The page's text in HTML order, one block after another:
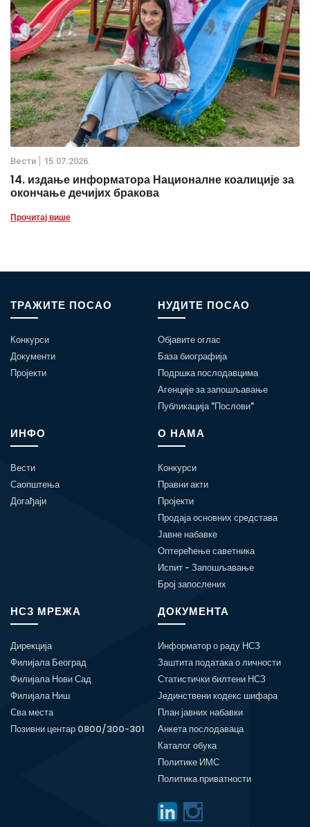
Вести 15.07.2026.
14. издање информатора Националне коалиције за
окончање дечијих бракова
Прочитај више
ТРАЖИТЕ ПОСАО
Конкурси
Документи
Пројекти
НУДИТЕ ПОСАО
Објавите оглас
База биографија
Подршка послодавцима
Агенције за запошљавање
Публикација "Послови"
ИНФО
Вести
Саопштења
Догађаји
О НАМА
Конкурси
Правни акти
Пројекти
Продаја основних средстава
Јавне набавке
Оптерећење саветника
Испит - Запошљавање
Број запослених
НСЗ МРЕЖА
Дирекција
Филијала Београд
Филијала Нови Сад
Филијала Ниш
Сва места
Позивни центар 0800/300-301
ДОКУМЕНТА
Информатор о раду НСЗ
Заштита података о личности
Статистички билтени НСЗ
Јединствени кодекс шифара
План јавних набавки
Анкета послодаваца
Каталог обука
Политике ИМС
Политика приватности